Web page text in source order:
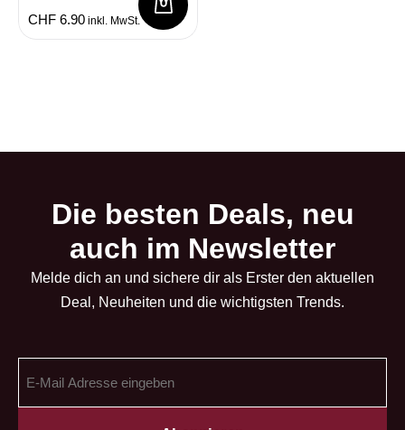
CHF 6.90 inkl. MwSt.
Die besten Deals, neu
auch im Newsletter
Melde dich an und sichere dir als Erster den aktuellen
Deal, Neuheiten und die wichtigsten Trends.